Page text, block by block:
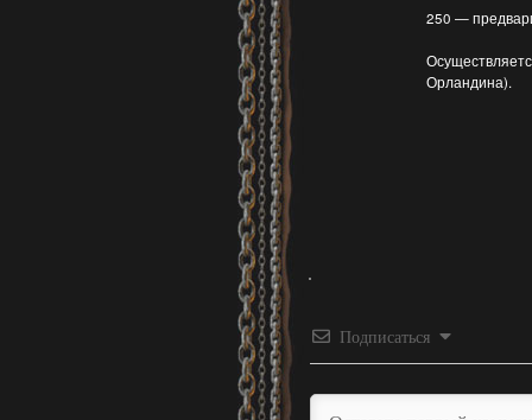
250 —
Орландина).
Подписаться